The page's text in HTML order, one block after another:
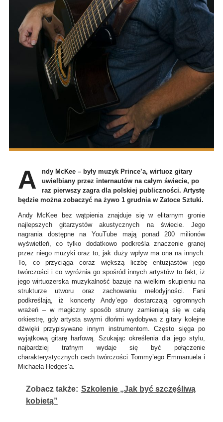
A
ndy McKee – były muzyk Prince’a, wirtuoz gitary
uwielbiany przez internautów na całym świecie, po
raz pierwszy zagra dla polskiej publiczności. Artystę
będzie można zobaczyć na żywo 1 grudnia w Zatoce Sztuki.
Andy McKee bez wątpienia znajduje się w elitarnym gronie
najlepszych gitarzystów akustycznych na świecie. Jego
nagrania dostępne na YouTube mają ponad 200 milionów
wyświetleń, co tylko dodatkowo podkreśla znaczenie granej
przez niego muzyki oraz to, jak duży wpływ ma ona na innych.
To, co przyciąga coraz większą liczbę entuzjastów jego
twórczości i co wyróżnia go spośród innych artystów to fakt, iż
jego wirtuozerska muzykalność bazuje na wielkim skupieniu na
strukturze utworu oraz zachowaniu melodyjności. Fani
podkreślają, iż koncerty Andy’ego dostarczają ogromnych
wrażeń – w magiczny sposób struny zamieniają się w całą
orkiestrę, gdy artysta swymi dłońmi wydobywa z gitary kolejne
dźwięki przypisywane innym instrumentom. Często sięga po
wyjątkową gitarę harfową. Szukając określenia dla jego stylu,
najbardziej trafnym wydaje się być połączenie
charakterystycznych cech twórczości Tommy’ego Emmanuela i
Michaela Hedges’a.
Zobacz także: Szkolenie „Jak być szczęśliwą
kobietą”